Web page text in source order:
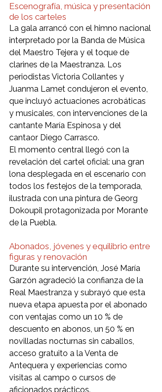
Escenografía, música y presentación
de los carteles
La gala arrancó con el himno nacional
interpretado por la Banda de Música
del Maestro Tejera y el toque de
clarines de la Maestranza. Los
periodistas Victoria Collantes y
Juanma Lamet condujeron el evento,
que incluyó actuaciones acrobáticas
y musicales, con intervenciones de la
cantante María Espinosa y del
cantaor Diego Carrasco.
El momento central llegó con la
revelación del cartel oficial: una gran
lona desplegada en el escenario con
todos los festejos de la temporada,
ilustrada con una pintura de Georg
Dokoupil protagonizada por Morante
de la Puebla.
Abonados, jóvenes y equilibrio entre
figuras y renovación
Durante su intervención, José María
Garzón agradeció la confianza de la
Real Maestranza y subrayó que esta
nueva etapa apuesta por el abonado
con ventajas como un 10 % de
descuento en abonos, un 50 % en
novilladas nocturnas sin caballos,
acceso gratuito a la Venta de
Antequera y experiencias como
visitas al campo o cursos de
aficionados prácticos.